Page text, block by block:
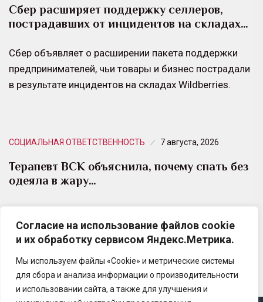
Согласие на использование файлов cookie
и их обработку сервисом Яндекс.Метрика.
Мы используем файлы «Cookie» и метрические системы
для сбора и анализа информации о производительности
и использовании сайта, а также для улучшения и
Сбер расширяет поддержку селлеров,
пострадавших от инцидентов на складах…
Сбер объявляет о расширении пакета поддержки
предпринимателей, чьи товары и бизнес пострадали
в результате инцидентов на складах Wildberries.
СОЦИАЛЬНАЯ ОТВЕТСТВЕННОСТЬ 7 августа, 2026
Терапевт ВСК объяснила, почему спать без
одеяла в жару…
С наступлением лета многие люди совершают одну
и ту же ошибку — пытаются спастись от жары,
полностью отказываясь от любого текстиля…